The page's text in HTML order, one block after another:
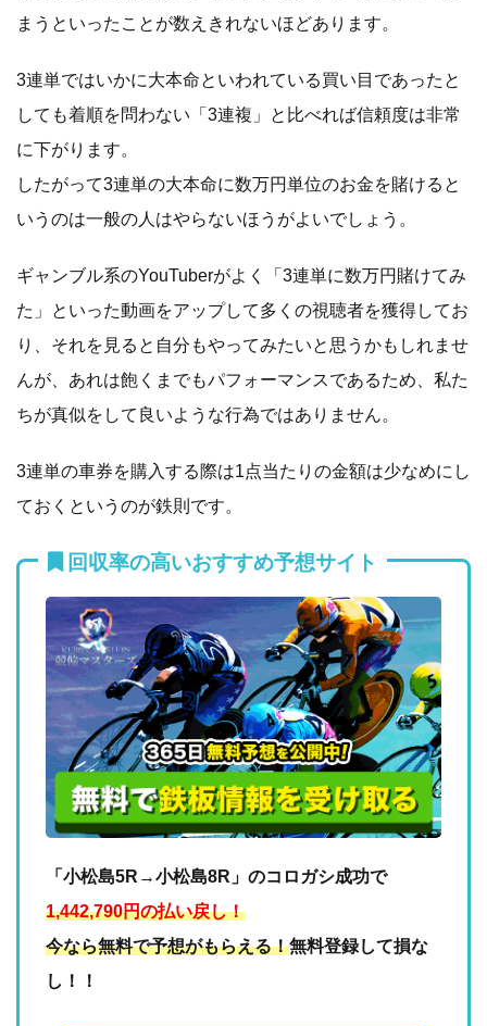
まうといったことが数えきれないほどあります。
3連単ではいかに大本命といわれている買い目であったと
しても着順を問わない「3連複」と比べれば信頼度は非常
に下がります。
したがって3連単の大本命に数万円単位のお金を賭けると
いうのは一般の人はやらないほうがよいでしょう。
ギャンブル系のYouTuberがよく「3連単に数万円賭けてみ
た」といった動画をアップして多くの視聴者を獲得してお
り、それを見ると自分もやってみたいと思うかもしれませ
んが、あれは飽くまでもパフォーマンスであるため、私た
ちが真似をして良いような行為ではありません。
3連単の車券を購入する際は1点当たりの金額は少なめにし
ておくというのが鉄則です。
回収率の高いおすすめ予想サイト
「小松島5R→小松島8R」のコロガシ成功で
1,442,790円の払い戻し！
今なら無料で予想がもらえる！無料登録して損な
し！！